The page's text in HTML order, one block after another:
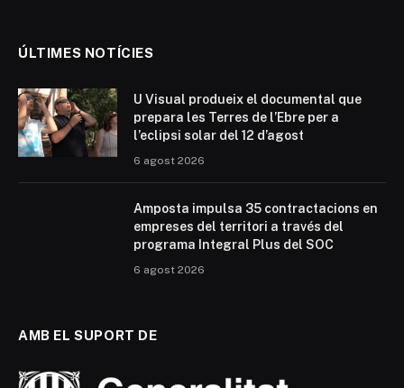
ÚLTIMES NOTÍCIES
U Visual produeix el documental que
prepara les Terres de l’Ebre per a
l’eclipsi solar del 12 d’agost
6 agost 2026
Amposta impulsa 35 contractacions en
empreses del territori a través del
programa Integral Plus del SOC
6 agost 2026
AMB EL SUPORT DE